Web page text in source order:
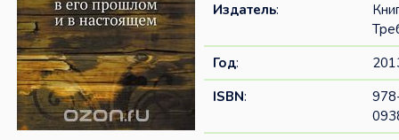
Издатель:
Год:
ISBN: